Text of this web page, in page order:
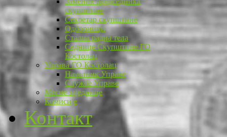
скупштине
Секретар скупштине
Одборници
Стална радна тела
Седнице Скупштине ГО
Костолац
Управа ГО Костолац
Начелник Управе
Службе Управе
Месне заједнице
Комисије
Контакт